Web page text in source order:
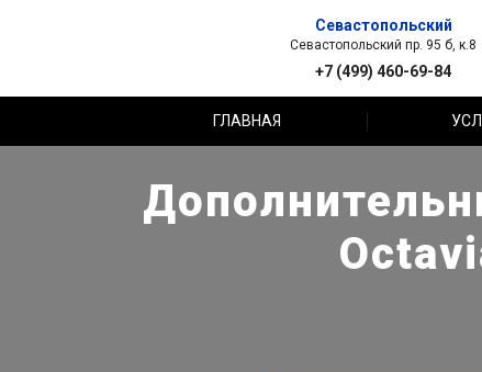
Севастопольский
Севастопольский пр. 95 б, к.8
+7 (499) 460-69-84
ГЛАВНАЯ